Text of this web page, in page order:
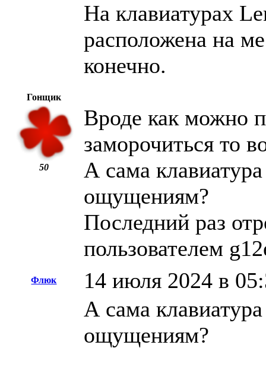
Гонщик
50
На клавиатурах
расположена на
конечно.
Вроде как можно
заморочиться то
А сама
ощущениям?
Последний раз
пользователем
Флюк 14 июля 2024 в
А сама
ощущениям?